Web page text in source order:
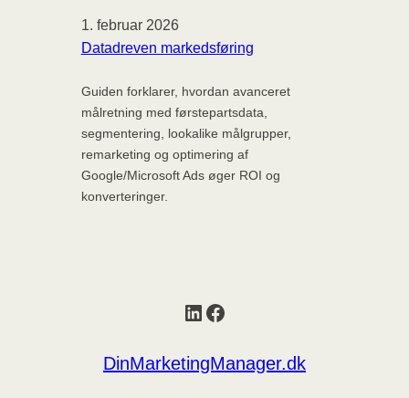
1. februar 2026
Datadreven markedsføring
Guiden forklarer, hvordan avanceret
målretning med førstepartsdata,
segmentering, lookalike målgrupper,
remarketing og optimering af
Google/Microsoft Ads øger ROI og
konverteringer.
LinkedIn
Facebook
DinMarketingManager.dk